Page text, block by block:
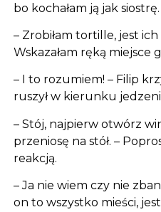
bo kochałam ją jak siostrę.
– Zrobiłam tortille, jest
Wskazałam ręką miejsce
– I to rozumiem! – Filip
ruszył w kierunku
– Stój, najpierw otwórz
przeniosę na stół. –
reakcją.
– Ja nie wiem czy nie
on to wszystko mieści,